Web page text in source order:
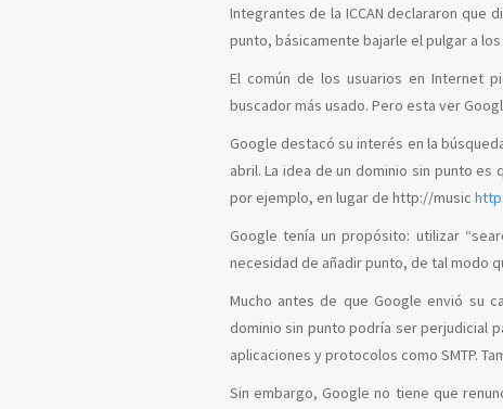
Integrantes de la ICCAN declararon que
punto, básicamente bajarle el pulgar a
El común de los usuarios en Internet
buscador más usado. Pero esta ver
Google destacó su interés en la
abril. La idea de un dominio sin punto
por ejemplo, en lugar de http://music
Google tenía un propósito: utilizar
necesidad de añadir punto, de tal modo
Mucho antes de que Google envió su
dominio sin punto podría ser perjudicial
aplicaciones y protocolos como SMTP.
Sin embargo, Google no tiene que